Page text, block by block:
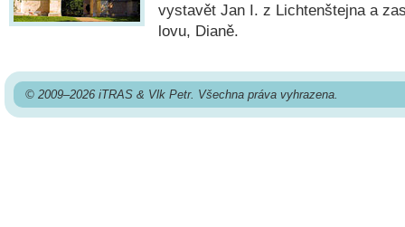
vystavět Jan I. z Lichtenštejna a
lovu, Dianě.
© 2009–2026 iTRAS & Vlk Petr. Všechna práva vyhrazena.